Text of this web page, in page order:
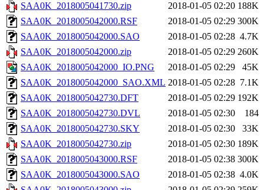
SAA0K_2018005041730.zip
2018-01-05 02:20 188K
SAA0K_2018005042000.RSF
2018-01-05 02:29 300K
SAA0K_2018005042000.SAO
2018-01-05 02:28 4.7K
SAA0K_2018005042000.zip
2018-01-05 02:29 260K
SAA0K_2018005042000_IO.PNG
2018-01-05 02:29
45K
SAA0K_2018005042000_SAO.XML 2018-01-05 02:28 7.1K
SAA0K_2018005042730.DFT
2018-01-05 02:29 192K
SAA0K_2018005042730.DVL
2018-01-05 02:30
184
SAA0K_2018005042730.SKY
2018-01-05 02:30
33K
SAA0K_2018005042730.zip
2018-01-05 02:30 189K
SAA0K_2018005043000.RSF
2018-01-05 02:38 300K
SAA0K_2018005043000.SAO
2018-01-05 02:38 4.0K